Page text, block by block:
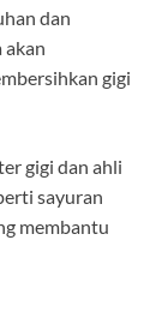
dan
akan
gigi
gigi dan ahli
sayuran
membantu